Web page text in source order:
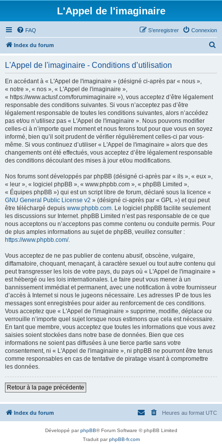
L'Appel de l'imaginaire
FAQ Connexion
S’enregistrer
Index du forum
L'Appel de l'imaginaire - Conditions d’utilisation
En accédant à « L'Appel de l'imaginaire » (désigné ci-après par « nous »,
« notre », « nos », « L'Appel de l'imaginaire »,
« https://www.actusf.com/forumimaginaire »), vous acceptez d’être légalement
responsable des conditions suivantes. Si vous n’acceptez pas d’être
légalement responsable de toutes les conditions suivantes, alors n’accédez
pas et/ou n’utilisez pas « L'Appel de l'imaginaire ». Nous pouvons modifier
celles-ci à n’importe quel moment et nous ferons tout pour que vous en soyez
informé, bien qu’il soit prudent de vérifier régulièrement celles-ci par vous-
même. Si vous continuez d’utiliser « L'Appel de l'imaginaire » alors que des
changements ont été effectués, vous acceptez d’être légalement responsable
des conditions découlant des mises à jour et/ou modifications.
Nos forums sont développés par phpBB (désigné ci-après par « ils », « eux »,
« leur », « logiciel phpBB », « www.phpbb.com », « phpBB Limited »,
« Équipes phpBB ») qui est un script libre de forum, déclaré sous la licence «
GNU General Public License v2 » (désigné ci-après par « GPL ») et qui peut
être téléchargé depuis www.phpbb.com. Le logiciel phpBB facilite seulement
les discussions sur Internet. phpBB Limited n’est pas responsable de ce que
nous acceptons ou n’acceptons pas comme contenu ou conduite permis. Pour
de plus amples informations au sujet de phpBB, veuillez consulter :
https://www.phpbb.com/.
Vous acceptez de ne pas publier de contenu abusif, obscène, vulgaire,
diffamatoire, choquant, menaçant, à caractère sexuel ou tout autre contenu qui
peut transgresser les lois de votre pays, du pays où « L'Appel de l'imaginaire »
est hébergé ou les lois internationales. Le faire peut vous mener à un
bannissement immédiat et permanent, avec une notification à votre fournisseur
d’accès à Internet si nous le jugeons nécessaire. Les adresses IP de tous les
messages sont enregistrées pour aider au renforcement de ces conditions.
Vous acceptez que « L'Appel de l'imaginaire » supprime, modifie, déplace ou
verrouille n’importe quel sujet lorsque nous estimons que cela est nécessaire.
En tant que membre, vous acceptez que toutes les informations que vous avez
saisies soient stockées dans notre base de données. Bien que ces
informations ne soient pas diffusées à une tierce partie sans votre
consentement, ni « L'Appel de l'imaginaire », ni phpBB ne pourront être tenus
comme responsables en cas de tentative de piratage visant à compromettre
les données.
Retour à la page précédente
Index du forum Heures au format UTC
Développé parphpBB® Forum Software © phpBB Limited
Traduit parphpBB-fr.com